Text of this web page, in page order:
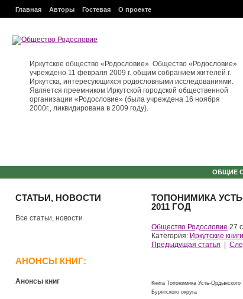
Главная Авторы Гостевая О проекте
Иркутское общество «Родословие». Общество «Родословие»
учреждено 11 февраля 2009 г. общим собранием жителей г.
Иркутска, интересующихся родословными исследованиями.
Является преемником Иркутской городской общественной
организации «Родословие» (была учреждена 16 ноября
2000г., ликвидирована в 2009 году).
ОБЩИЕ
СТАТЬИ, НОВОСТИ
Все статьи, новости
АНОНСЫ КНИГ:
Анонсы книг
ТОПОНИМИКА
2011 ГОД
Общество Родословие 27
Категория: Иркутские книги
Предыдущая статья
Книга Топонимика Усть-Ордынского
Бурятского округа